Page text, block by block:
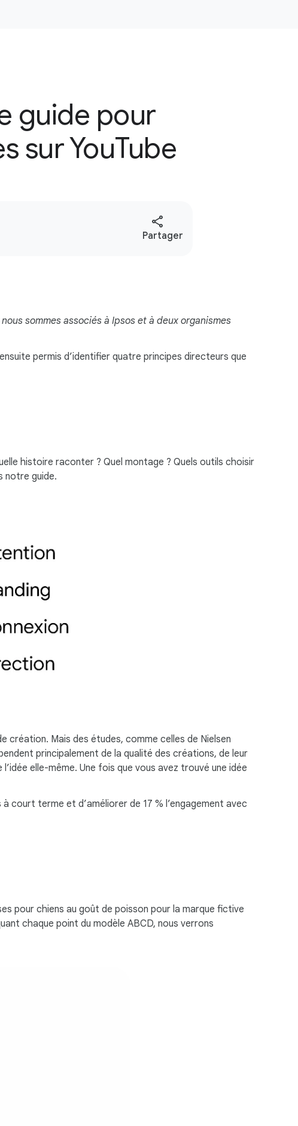
guide pour
sur YouTube
M
Partager
sommes associés à Ipsos et à deux organismes
permis d’identifier quatre principes directeurs que
histoire raconter ? Quel montage ? Quels outils choisir
notre guide.
création. Mais des études, comme celles de Nielsen
principalement de la qualité des créations, de leur
elle-même. Une fois que vous avez trouvé une idée
court terme et d’améliorer de 17 % l’engagement avec
pour chiens au goût de poisson pour la marque fictive
chaque point du modèle ABCD, nous verrons